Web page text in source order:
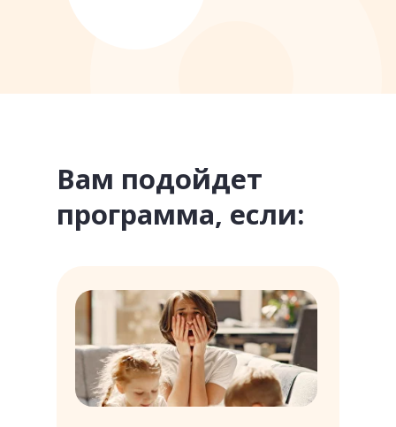
Вам подойдет
программа, если: